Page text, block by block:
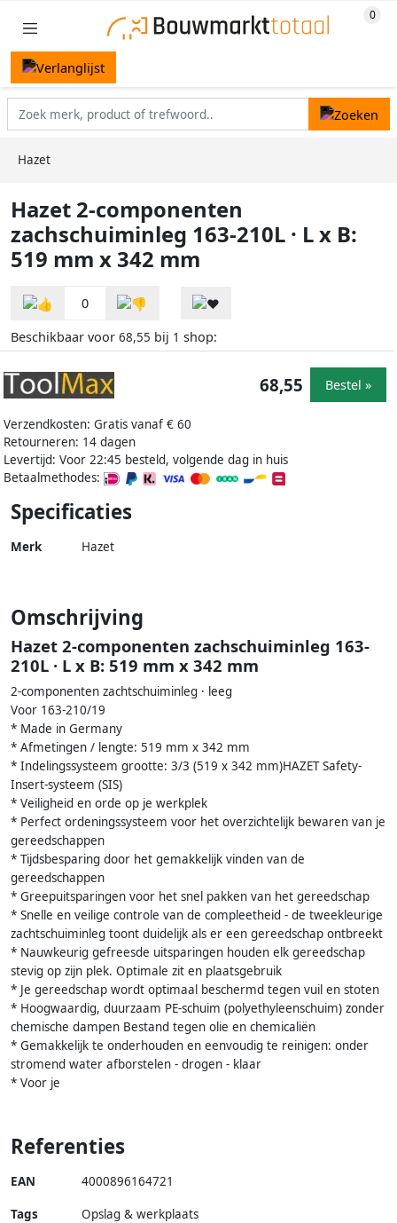
Hazet
Hazet 2-componenten
zachschuiminleg 163-210L · L x B:
519 mm x 342 mm
0
Beschikbaar voor 68,55 bij 1 shop:
Verzendkosten: Gratis vanaf € 60
Retourneren: 14 dagen
Levertijd: Voor 22:45 besteld, volgende dag in huis
Betaalmethodes:
68,55 Bestel »
Specificaties
Merk Hazet
Omschrijving
Hazet 2-componenten zachschuiminleg 163-
210L · L x B: 519 mm x 342 mm
2-componenten zachtschuiminleg · leeg
Voor 163-210/19
* Made in Germany
* Afmetingen / lengte: 519 mm x 342 mm
* Indelingssysteem grootte: 3/3 (519 x 342 mm)HAZET Safety-
Insert-systeem (SIS)
* Veiligheid en orde op je werkplek
* Perfect ordeningssysteem voor het overzichtelijk bewaren van je
gereedschappen
* Tijdsbesparing door het gemakkelijk vinden van de
gereedschappen
* Greepuitsparingen voor het snel pakken van het gereedschap
* Snelle en veilige controle van de compleetheid - de tweekleurige
zachtschuiminleg toont duidelijk als er een gereedschap ontbreekt
* Nauwkeurig gefreesde uitsparingen houden elk gereedschap
stevig op zijn plek. Optimale zit en plaatsgebruik
* Je gereedschap wordt optimaal beschermd tegen vuil en stoten
* Hoogwaardig, duurzaam PE-schuim (polyethyleenschuim) zonder
chemische dampen Bestand tegen olie en chemicaliën
* Gemakkelijk te onderhouden en eenvoudig te reinigen: onder
stromend water afborstelen - drogen - klaar
* Voor je
Referenties
EAN 4000896164721
Tags
Opslag & werkplaats